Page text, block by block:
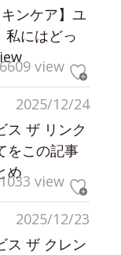
キンケア】ユ
にはどっ
view
2025/12/24
ス ザ リンク
をこの記事
め
1033 view
2025/12/23
ス ザ クレン